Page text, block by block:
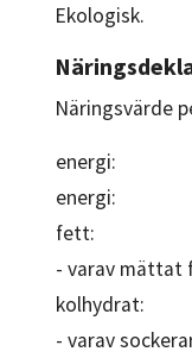
Ekologisk.
Näringsvärde
energi:
energi:
fett:
- varav mättat
kolhydrat:
- varav